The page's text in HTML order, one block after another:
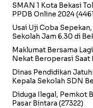
SMAN 1 Kota Bekasi
PPDB Online 2024
Usai Uji Coba
Sekolah Jam 6.30 di
Maklumat Bersama
Nekat Beroperasi Saat
Dinas Pendidikan
Kepala Sekolah SDN
Diduga Ilegal, Pemkot
Pasar Bintara (27322)